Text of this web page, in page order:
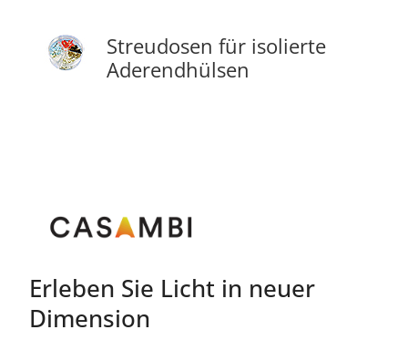
Streudosen für isolierte
Aderendhülsen
Erleben Sie Licht in neuer
Dimension